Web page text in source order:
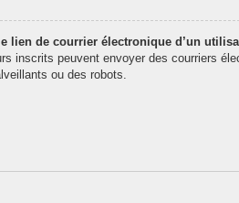
lien de courrier électronique d’un
peuvent envoyer des courriers
ou des robots.